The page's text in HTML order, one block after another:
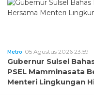
Metro 05 Agustus 2026 23:59
Gubernur Sulsel
PSEL Mamminasata
Menteri Lingkungan